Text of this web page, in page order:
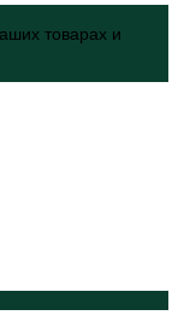
товарах и